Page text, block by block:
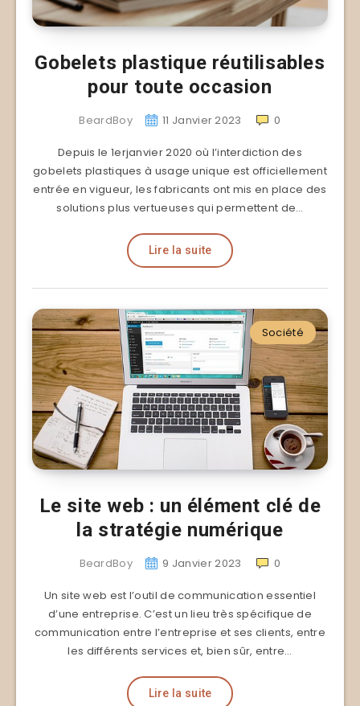
Gobelets plastique réutilisables
pour toute occasion
BeardBoy 11 Janvier 2023 0
Depuis le 1erjanvier 2020 où l’interdiction des
gobelets plastiques à usage unique est officiellement
entrée en vigueur, les fabricants ont mis en place des
solutions plus vertueuses qui permettent de…
Lire la suite
Société
Le site web : un élément clé de
la stratégie numérique
BeardBoy 9 Janvier 2023 0
Un site web est l’outil de communication essentiel
d’une entreprise. C’est un lieu très spécifique de
communication entre l’entreprise et ses clients, entre
les différents services et, bien sûr, entre…
Lire la suite